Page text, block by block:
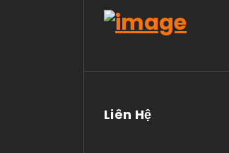
Liên Hệ